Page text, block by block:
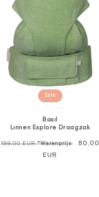
Sale
Basil
Linnen Explore Draagzak
Normale
199,00 EUR*Warenprijs
80,00
EUR